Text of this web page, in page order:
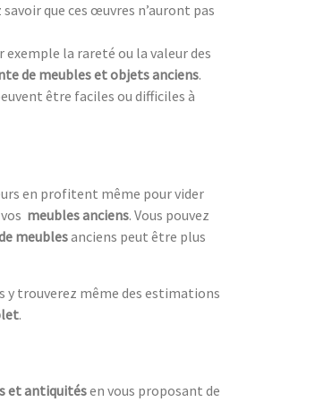
savoir que ces œuvres n’auront pas
exemple la rareté ou la valeur des
de meubles et objets anciens.
être faciles ou difficiles à
en profitent même pour vider
meubles anciens. Vous pouvez
meublesanciens peut être plus
y trouverez même des estimations
.
et antiquitésen vous proposant de